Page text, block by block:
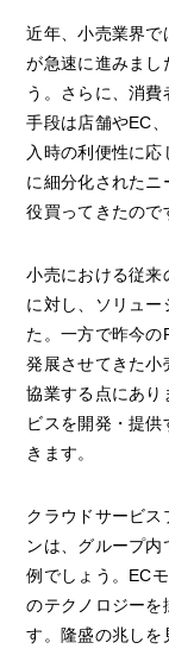
近年、小売業界で
が急速に進みまし
う。さらに、消費
手段は店舗やEC
入時の利便性に
に細分化された
役買ってきたので
小売における従来
に対し、ソリュー
た。一方で昨今の
発展させてきた小
協業する点にあり
ビスを開発・提
きます。
クラウドサービス
ンは、グループ
例でしょう。EC
のテクノロジーを
す。隆盛の兆しを